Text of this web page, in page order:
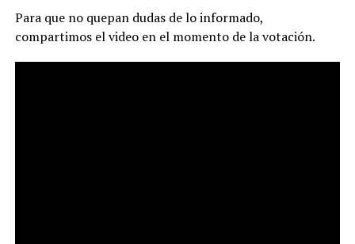
Para que no quepan dudas de lo informado,
compartimos el video en el momento de la votación.